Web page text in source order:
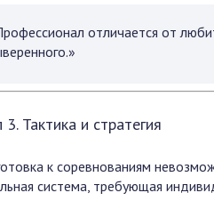
отличается от
3. Тактика и стратегия
к соревнованиям
система, требующая